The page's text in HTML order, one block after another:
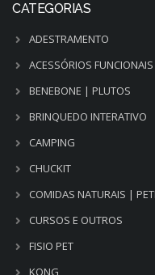
CATEGORIAS
ADESTRAMENTO
ACESSÓRIOS FUNCIONAIS
BENEBONE | PLUTOS
BRINQUEDO INTERATIVO
CAMPING
CHUCKIT
COMIDAS NATURAIS |
CURSOS E OUTROS
FISIO PET